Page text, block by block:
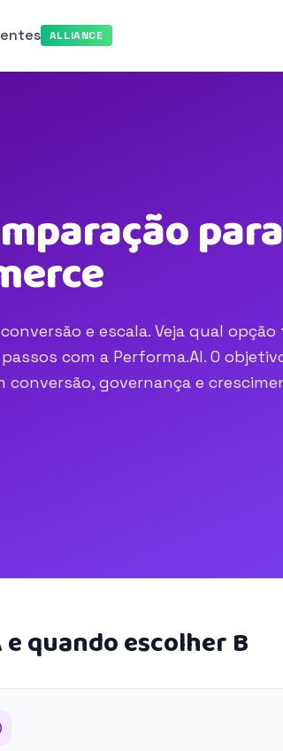
ALLIANCE
e escala. Veja qual opção
com a Performa.AI. O
conversão, governança e
quando escolher B